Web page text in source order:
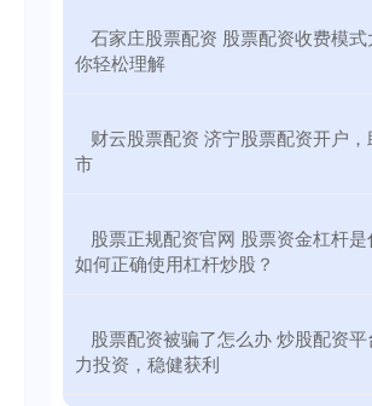
石家庄股票配资 股票配资收费模
你轻松理解
财云股票配资 济宁股票配资开户，
市
股票正规配资官网 股票资金杠杆是
如何正确使用杠杆炒股？
股票配资被骗了怎么办 炒股配资
力投资，稳健获利